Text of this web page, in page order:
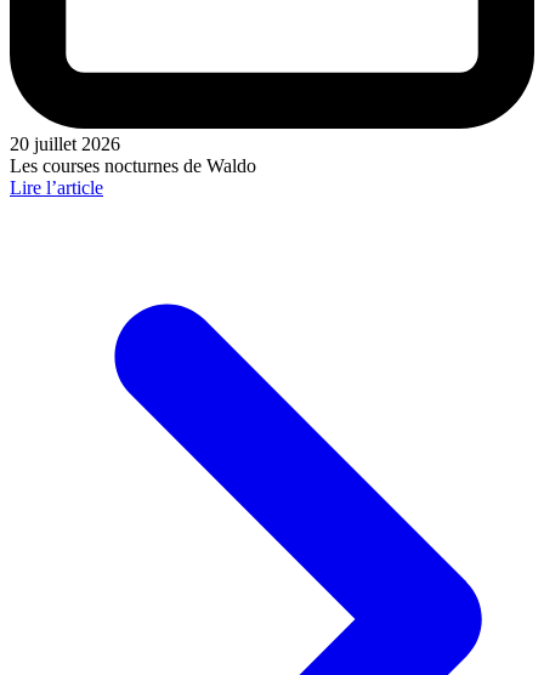
20 juillet 2026
Les courses nocturnes de Waldo
Lire l’article